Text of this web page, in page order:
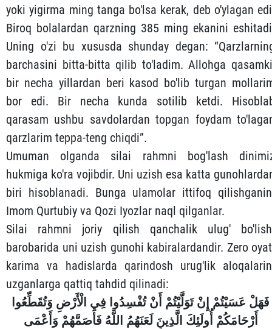
yoki yigirma ming tanga bo'lsa kerak, deb o'ylagan
Biroq bolalardan qarzning 385 ming ekanini
Uning o'zi bu xususda shunday degan:
barchasini bitta-bitta qilib to'ladim. Allohga
bir necha yillardan beri kasod bo'lib turgan
bor edi. Bir necha kunda sotilib ketdi.
qarasam ushbu savdolardan topgan foydam
qarzlarim teppa-teng chiqdi”.
Umuman olganda silai rahmni bog'lash
hukmiga ko'ra vojibdir. Uni uzish esa katta
biri hisoblanadi. Bunga ulamolar ittifoq
Imom Qurtubiy va Qozi Iyozlar naql qilganlar.
Silai rahmni joriy qilish qanchalik ulug'
barobarida uni uzish gunohi kabiralardandir. Zero
karima va hadislarda qarindosh urug'lik
uzganlarga qattiq tahdid qilinadi:
فَهَلْ عَسَيْتُمْ إِنْ تَوَلَّيْتُمْ أَنْ تُفْسِدُوا فِي الْأَرْضِ وَتُقَطِّعُوا
أَرْحَامَكُمْ أُولَئِكَ الَّذِينَ لَعَنَهُمُ اللَّهُ فَأَصَمَّهُمْ وَأَعْمَى